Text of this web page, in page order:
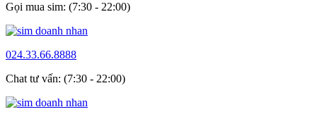
Gọi mua sim: (7:30 - 22:00)
024.33.66.8888
Chat tư vấn: (7:30 - 22:00)